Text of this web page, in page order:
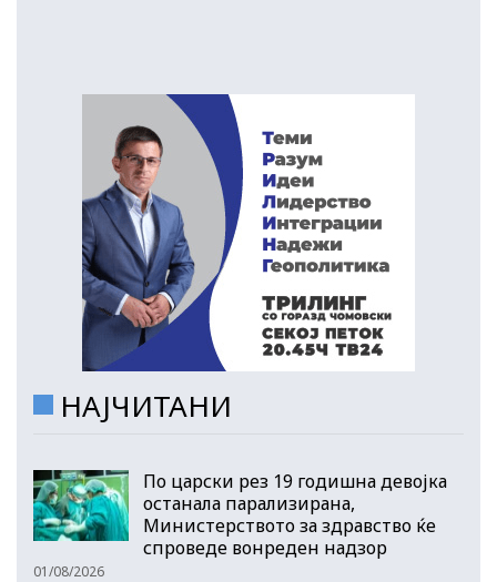
НАЈЧИТАНИ
По царски рез 19 годишна девојка
останала парализирана,
Министерството за здравство ќе
спроведе вонреден надзор
01/08/2026